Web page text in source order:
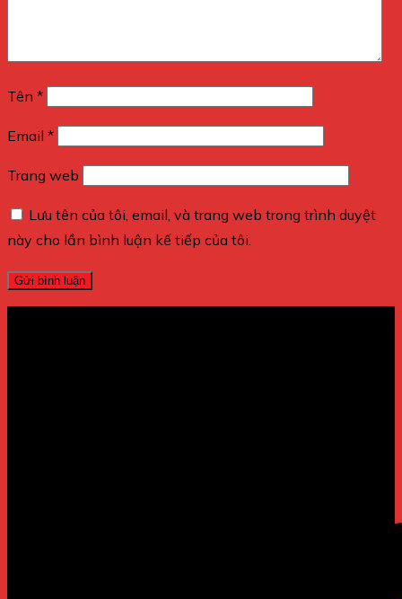
Tên *
Email *
Trang web
Lưu tên của tôi, email, và trang web trong trình duyệt
này cho lần bình luận kế tiếp của tôi.